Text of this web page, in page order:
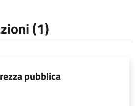
(1)
pubblica